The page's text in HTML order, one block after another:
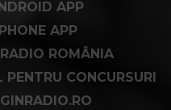
APP
APP
ROMÂNIA
CONCURSURI